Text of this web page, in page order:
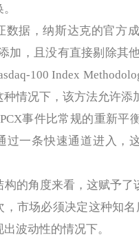
，纳斯达克的官方成
加，且没有直接剔除其
100 Index
种情况下，该方法允许
事件比常规的重新平
过一条快速通道进入，
角度来看，这赋予了
，市场必须决定这种知
波动性的情况下。